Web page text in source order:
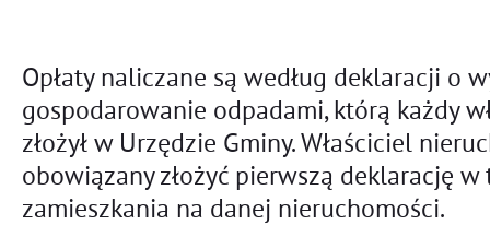
Opłaty naliczane są według deklaracji o
gospodarowanie odpadami, którą każdy
złożył w Urzędzie Gminy. Właściciel
obowiązany złożyć pierwszą deklarację
zamieszkania na danej nieruchomości.